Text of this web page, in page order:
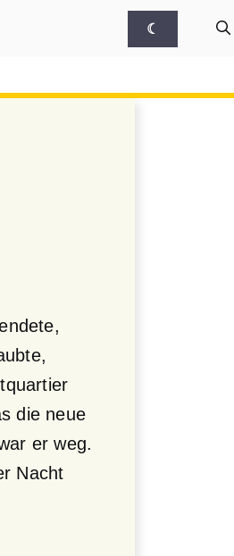
☾
die neue
er weg.
Nacht